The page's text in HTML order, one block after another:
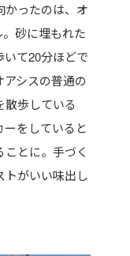
かったのは、オ
砂に埋もれた
て20分ほどで
シスの普通の
歩している
ーをしていると
とに。手づく
トがいい味出し